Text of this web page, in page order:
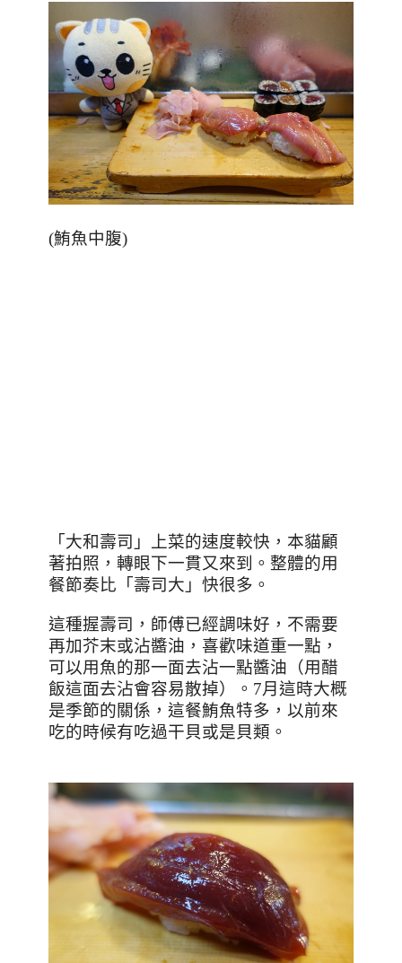
(鮪魚中腹)
「大和壽司」上菜的速度較快，本貓顧
著拍照，轉眼下一貫又來到。整體的用
餐節奏比「壽司大」快很多。
這種握壽司，師傅已經調味好，不需要
再加芥末或沾醬油，喜歡味道重一點，
可以用魚的那一面去沾一點醬油（用醋
飯這面去沾會容易散掉）。7月這時大概
是季節的關係，這餐鮪魚特多，以前來
吃的時候有吃過干貝或是貝類。